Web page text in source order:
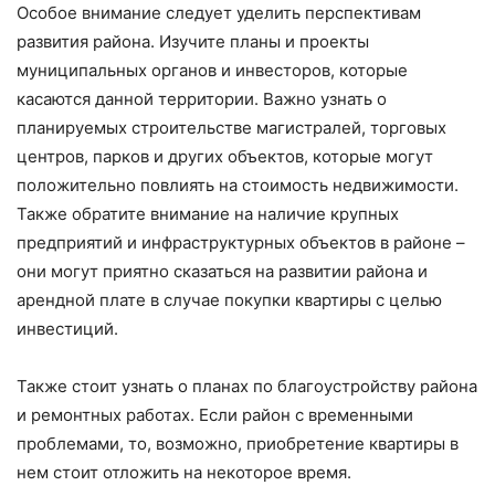
Особое внимание следует уделить перспективам
развития района. Изучите планы и проекты
муниципальных органов и инвесторов, которые
касаются данной территории. Важно узнать о
планируемых строительстве магистралей, торговых
центров, парков и других объектов, которые могут
положительно повлиять на стоимость недвижимости.
Также обратите внимание на наличие крупных
предприятий и инфраструктурных объектов в районе –
они могут приятно сказаться на развитии района и
арендной плате в случае покупки квартиры с целью
инвестиций.
Также стоит узнать о планах по благоустройству района
и ремонтных работах. Если район с временными
проблемами, то, возможно, приобретение квартиры в
нем стоит отложить на некоторое время.